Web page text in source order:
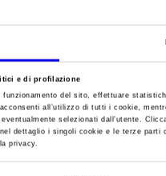
e di profilazione
del sito, effettuare
all’utilizzo di tutti i cookie,
selezionati dall’utente.
dettaglio i singoli cookie e le terze
privacy.
Sei in:Organizza da noi